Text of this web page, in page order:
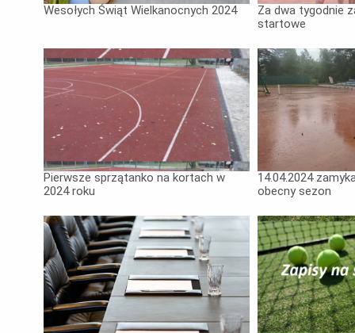
Wesołych Świąt Wielkanocnych 2024
Za dwa tygodnie
startowe
Pierwsze sprzątanko na kortach w
2024 roku
14.04.2024
obecny sezon